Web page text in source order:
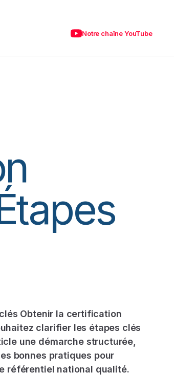
Notre chaîne YouTube
Obtenir la certification
clarifier les étapes clés
une démarche structurée,
bonnes pratiques pour
référentiel national qualité.